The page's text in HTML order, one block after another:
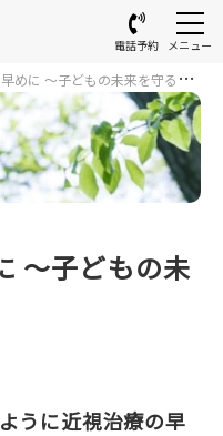
電話予約 メニュー
めに ～子どもの未来を守るた
～子どもの未
うに近視治療の早